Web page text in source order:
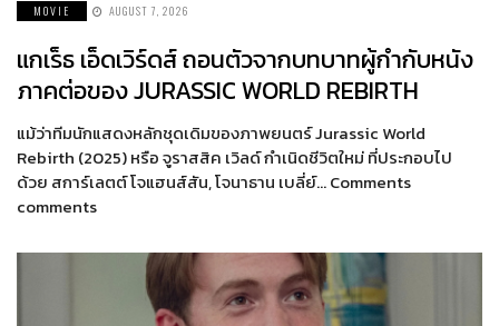
MOVIE AUGUST 7, 2026
แกเร็ธ เอ็ดเวิร์ดส์ ถอนตัวจากบทบาทผู้กำกับหนัง
ภาคต่อของ JURASSIC WORLD REBIRTH
แม้ว่าทีมนักแสดงหลักชุดเดิมของภาพยนตร์ Jurassic World
Rebirth (2025) หรือ จูราสสิค เวิลด์ กำเนิดชีวิตใหม่ ที่ประกอบไป
ด้วย สการ์เลตต์ โจแฮนส์สัน, โจนาธาน เบลี่ย์… Comments
comments